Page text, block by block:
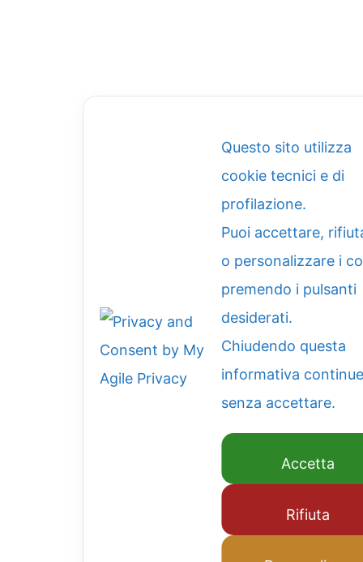
Questo sito utilizza
cookie tecnici e di
profilazione.
Puoi accettare,
o personalizzare i
premendo i pulsanti
desiderati.
Chiudendo questa
informativa
senza accettare.
Accetta
Rifiuta